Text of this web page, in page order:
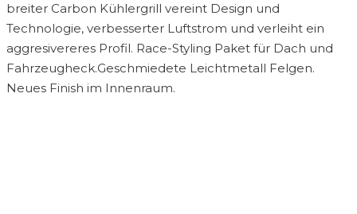
breiter Carbon Kühlergrill vereint Design und
Technologie, verbesserter Luftstrom und verleiht ein
aggresivereres Profil. Race-Styling Paket für Dach und
Fahrzeugheck.Geschmiedete Leichtmetall Felgen.
Neues Finish im Innenraum.